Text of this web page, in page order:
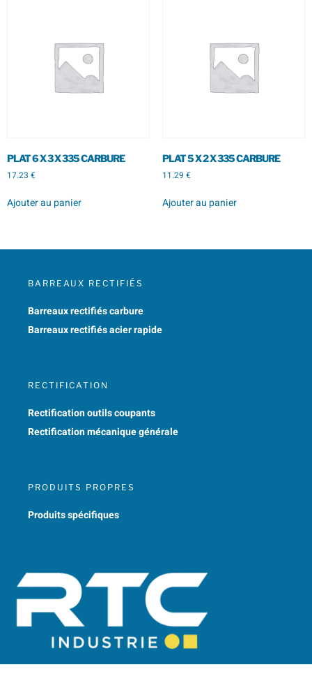
PLAT 6 X 3 X 335 CARBURE
17.23 €
Ajouter au panier
PLAT 5 X 2 X 335 CARBURE
11.29 €
Ajouter au panier
BARREAUX RECTIFIÉS
Barreaux rectifiés carbure
Barreaux rectifiés acier rapide
RECTIFICATION
Rectification outils coupants
Rectification mécanique générale
PRODUITS PROPRES
Produits spécifiques